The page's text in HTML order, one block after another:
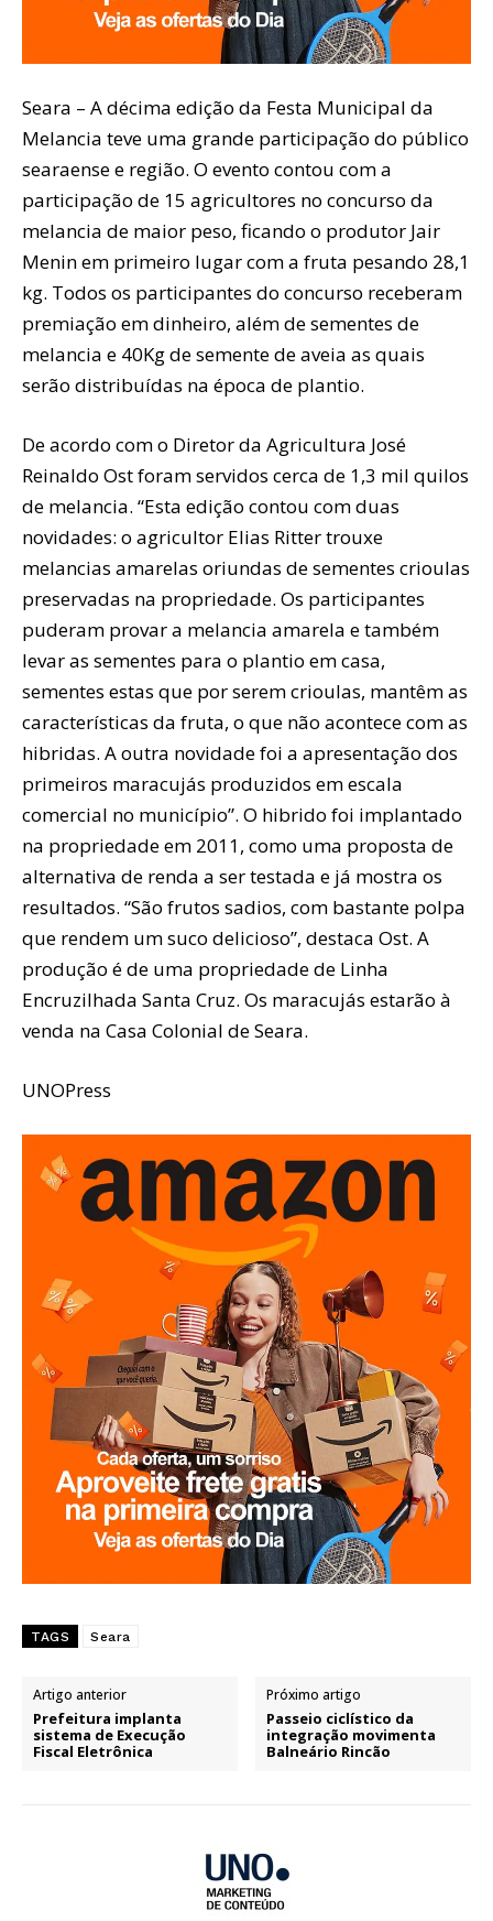
Seara – A décima edição da Festa Municipal da
Melancia teve uma grande participação do público
searaense e região. O evento contou com a
participação de 15 agricultores no concurso da
melancia de maior peso, ficando o produtor Jair
Menin em primeiro lugar com a fruta pesando 28,1
kg. Todos os participantes do concurso receberam
premiação em dinheiro, além de sementes de
melancia e 40Kg de semente de aveia as quais
serão distribuídas na época de plantio.
De acordo com o Diretor da Agricultura José
Reinaldo Ost foram servidos cerca de 1,3 mil quilos
de melancia. “Esta edição contou com duas
novidades: o agricultor Elias Ritter trouxe
melancias amarelas oriundas de sementes crioulas
preservadas na propriedade. Os participantes
puderam provar a melancia amarela e também
levar as sementes para o plantio em casa,
sementes estas que por serem crioulas, mantêm as
características da fruta, o que não acontece com as
hibridas. A outra novidade foi a apresentação dos
primeiros maracujás produzidos em escala
comercial no município”. O hibrido foi implantado
na propriedade em 2011, como uma proposta de
alternativa de renda a ser testada e já mostra os
resultados. “São frutos sadios, com bastante polpa
que rendem um suco delicioso”, destaca Ost. A
produção é de uma propriedade de Linha
Encruzilhada Santa Cruz. Os maracujás estarão à
venda na Casa Colonial de Seara.
UNOPress
TAGS Seara
Artigo anterior
Prefeitura implanta
sistema de Execução
Fiscal Eletrônica
Próximo artigo
Passeio ciclístico da
integração movimenta
Balneário Rincão